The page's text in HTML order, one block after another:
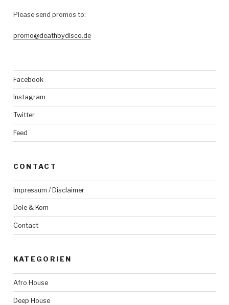
Please send promos to:
promo@deathbydisco.de
Facebook
Instagram
Twitter
Feed
CONTACT
Impressum / Disclaimer
Dole & Kom
Contact
KATEGORIEN
Afro House
Deep House